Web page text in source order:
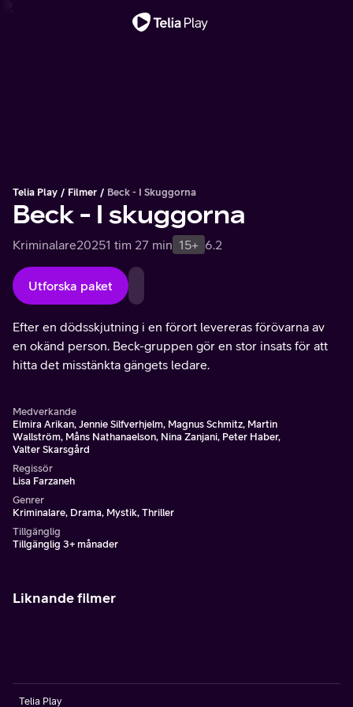
Telia Play Filmer Beck - I Skuggorna
Beck - I skuggorna
Kriminalare20251 tim 27 min 15+ 6.2
Utforska paket
Efter en dödsskjutning i en förort levereras förövarna av
en okänd person. Beck-gruppen gör en stor insats för att
hitta det misstänkta gängets ledare.
Medverkande
Elmira Arikan, Jennie Silfverhjelm, Magnus Schmitz, Martin
Wallström, Måns Nathanaelson, Nina Zanjani, Peter Haber,
Valter Skarsgård
Regissör
Lisa Farzaneh
Genrer
Kriminalare, Drama, Mystik, Thriller
Tillgänglig
Tillgänglig 3+ månader
Liknande filmer
Telia Play